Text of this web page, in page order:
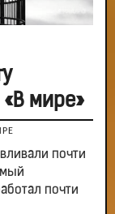
мире»
почти
почти